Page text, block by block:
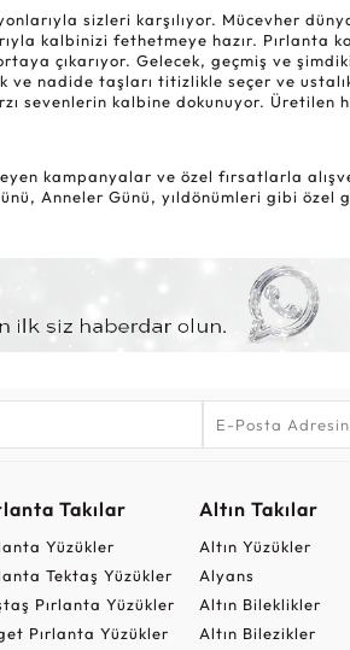
sizleri karşılıyor. Mücevher
kalbinizi fethetmeye hazır.
ortaya çıkarıyor. Gelecek, geçmiş ve
nadide taşları titizlikle seçer ve
sevenlerin kalbine dokunuyor.
kampanyalar ve özel fırsatlarla
Anneler Günü, yıldönümleri gibi
Takılar
Yüzükler
Tektaş Yüzükler
Pırlanta Yüzükler
Pırlanta Yüzükler
Altın Takılar
Altın Yüzükler
Alyans
Altın Bileklikler
Altın Bilezikler